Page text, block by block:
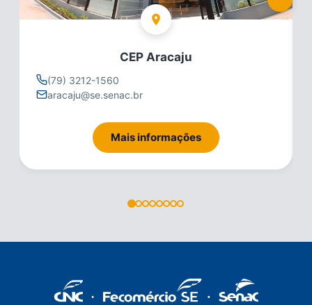
CEP Aracaju
(79) 3212-1560
aracaju@se.senac.br
Mais informações